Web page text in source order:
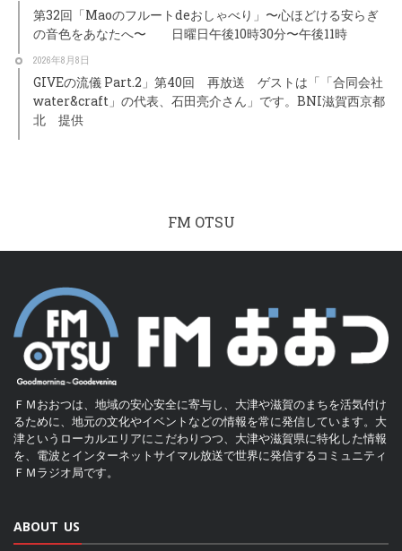
第32回「Maoのフルートdeおしゃべり」〜心ほどける安らぎ
の音色をあなたへ〜 日曜日午後10時30分〜午後11時
2026年8月8日
GIVEの流儀 Part.2」第40回 再放送 ゲストは「「合同会社
water&craft」の代表、石田亮介さん」です。BNI滋賀西京都
北 提供
FM OTSU
ＦＭおおつは、地域の安心安全に寄与し、大津や滋賀のまちを活気付け
るために、地元の文化やイベントなどの情報を常に発信しています。大
津というローカルエリアにこだわりつつ、大津や滋賀県に特化した情報
を、電波とインターネットサイマル放送で世界に発信するコミュニティ
ＦＭラジオ局です。
ABOUT US